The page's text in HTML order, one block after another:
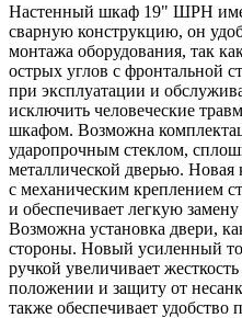
Настенный шкаф 19" ШРН
сварную конструкцию, он
монтажа оборудования, так
острых углов с фронтальной
при эксплуатации и
исключить человеческие
шкафом. Возможна
ударопрочным стеклом,
металлической дверью. Новая
с механическим креплением
и обеспечивает легкую
Возможна установка двери,
стороны. Новый усиленный
ручкой увеличивает
положении и защиту от
также обеспечивает удобство